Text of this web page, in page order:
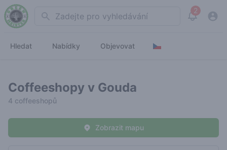
Search 2
View
Hledat Nabídky Objevovat
Coffeeshopy v Gouda
4 coffeeshopů
Zobrazit mapu